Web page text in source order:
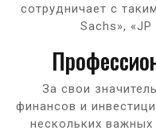
сотрудничает с
Sachs», «JP
За свои
финансов и
нескольких важных